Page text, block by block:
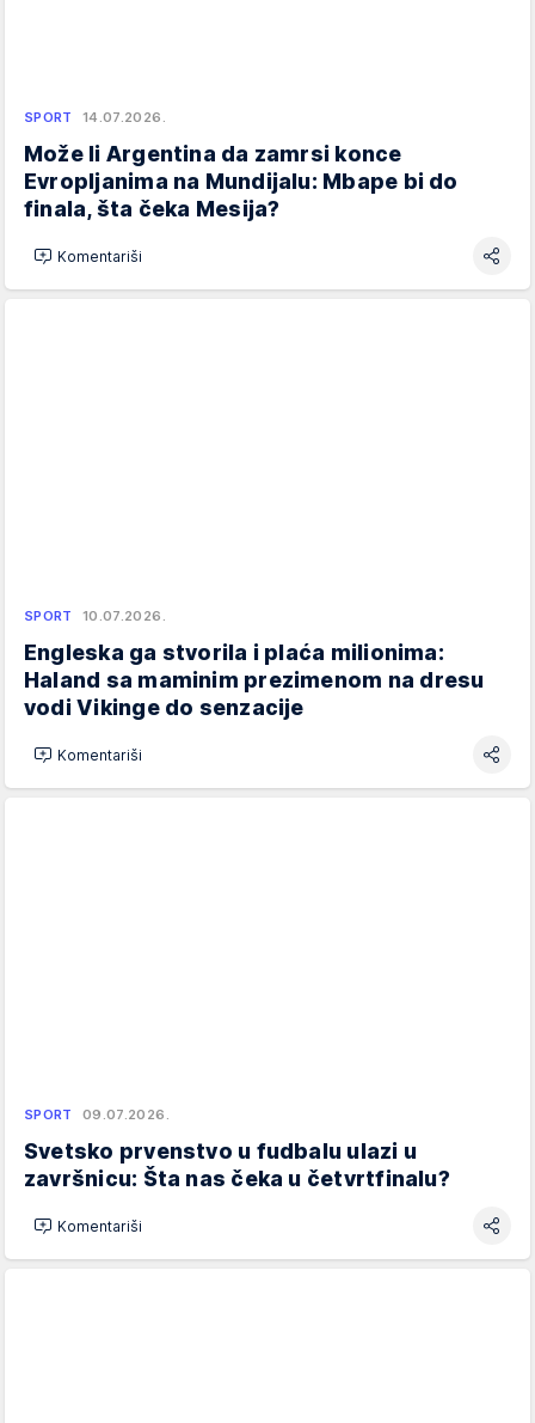
SPORT 14.07.2026.
Može li Argentina da zamrsi konce
Evropljanima na Mundijalu: Mbape bi do
finala, šta čeka Mesija?
Komentariši
SPORT 10.07.2026.
Engleska ga stvorila i plaća milionima:
Haland sa maminim prezimenom na dresu
vodi Vikinge do senzacije
Komentariši
SPORT 09.07.2026.
Svetsko prvenstvo u fudbalu ulazi u
završnicu: Šta nas čeka u četvrtfinalu?
Komentariši